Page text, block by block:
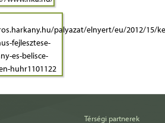
Térségi partnerek